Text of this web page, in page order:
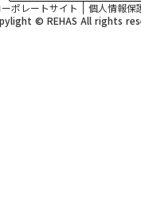
ポレートサイト
個人情報保
© REHAS All rights